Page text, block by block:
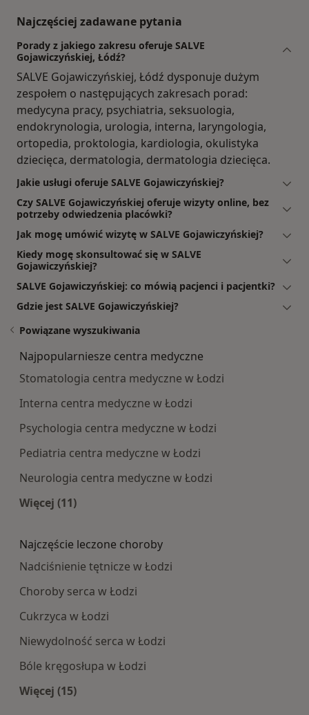
Najczęściej zadawane pytania
Porady z jakiego zakresu oferuje SALVE
Gojawiczyńskiej, Łódź?
SALVE Gojawiczyńskiej, Łódź dysponuje dużym
zespołem o następujących zakresach porad:
medycyna pracy, psychiatria, seksuologia,
endokrynologia, urologia, interna, laryngologia,
ortopedia, proktologia, kardiologia, okulistyka
dziecięca, dermatologia, dermatologia dziecięca.
Jakie usługi oferuje SALVE Gojawiczyńskiej?
Czy SALVE Gojawiczyńskiej oferuje wizyty online, bez
potrzeby odwiedzenia placówki?
Jak mogę umówić wizytę w SALVE Gojawiczyńskiej?
Kiedy mogę skonsultować się w SALVE
Gojawiczyńskiej?
SALVE Gojawiczyńskiej: co mówią pacjenci i pacjentki?
Gdzie jest SALVE Gojawiczyńskiej?
Powiązane wyszukiwania
Najpopularniesze centra medyczne
Stomatologia centra medyczne w Łodzi
Interna centra medyczne w Łodzi
Psychologia centra medyczne w Łodzi
Pediatria centra medyczne w Łodzi
Neurologia centra medyczne w Łodzi
Więcej (11)
Najczęście leczone choroby
Nadciśnienie tętnicze w Łodzi
Choroby serca w Łodzi
Cukrzyca w Łodzi
Niewydolność serca w Łodzi
Bóle kręgosłupa w Łodzi
Więcej (15)